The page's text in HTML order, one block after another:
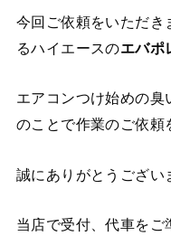
今回ご依頼をいただき
るハイエースのエバポ
エアコンつけ始めの臭
のことで作業のご依頼
誠にありがとうござい
当店で受付、代車をご